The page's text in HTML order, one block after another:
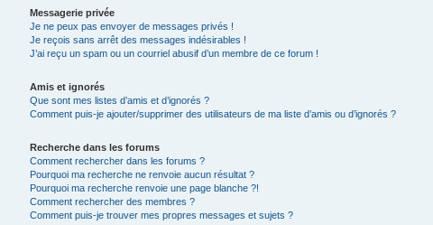
Messagerie privée
Je ne peux pas envoyer de messages privés !
Je reçois sans arrêt des messages indésirables !
J’ai reçu un spam ou un courriel abusif d’un membre de ce forum !
Amis et ignorés
Que sont mes listes d’amis et d’ignorés ?
Comment puis-je ajouter/supprimer des utilisateurs de ma liste d’amis ou d’ignorés ?
Recherche dans les forums
Comment rechercher dans les forums ?
Pourquoi ma recherche ne renvoie aucun résultat ?
Pourquoi ma recherche renvoie une page blanche ?!
Comment rechercher des membres ?
Comment puis-je trouver mes propres messages et sujets ?